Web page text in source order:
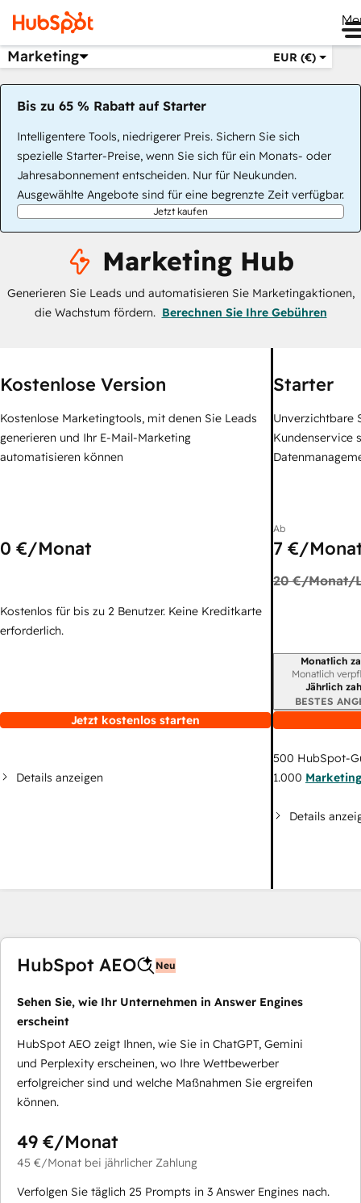
Marketing EUR (€)
Bis zu 65 % Rabatt auf Starter
Intelligentere Tools, niedrigerer Preis. Sichern Sie sich
spezielle Starter-Preise, wenn Sie sich für ein Monats- oder
Jahresabonnement entscheiden. Nur für Neukunden.
Ausgewählte Angebote sind für eine begrenzte Zeit verfügbar.
Jetzt kaufen
Marketing Hub
Generieren Sie Leads und automatisieren Sie Marketingaktionen,
die Wachstum fördern. Berechnen Sie Ihre Gebühren
Kostenlose Version
Kostenlose Marketingtools, mit denen Sie Leads
generieren und Ihr E-Mail-Marketing
automatisieren können
0 €/Monat
Kostenlos für bis zu 2 Benutzer. Keine Kreditkarte
erforderlich.
Jetzt kostenlos starten
Details anzeigen
Starter
Unverzichtbare
Kundenservice
Ab
7 €/
20 €/Monat/
Monatlich
Monatlich
Jährlich
BESTES
500 HubSpot-
1.000
Details
HubSpot AEO Neu
Sehen Sie, wie Ihr Unternehmen in Answer Engines
erscheint
HubSpot AEO zeigt Ihnen, wie Sie in ChatGPT, Gemini
und Perplexity erscheinen, wo Ihre Wettbewerber
erfolgreicher sind und welche Maßnahmen Sie ergreifen
können.
49 €/Monat
45 €/Monat bei jährlicher Zahlung
Verfolgen Sie täglich 25 Prompts in 3 Answer Engines nach.